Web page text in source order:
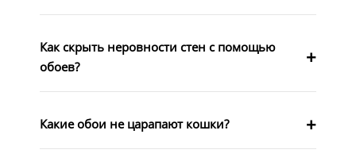
Как скрыть неровности стен с помощью
обоев?
Какие обои не царапают кошки?